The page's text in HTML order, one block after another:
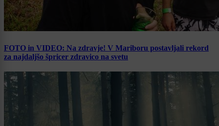
FOTO in VIDEO: Na zdravje! V Mariboru postavljali rekord
za najdaljšo špricer zdravico na svetu